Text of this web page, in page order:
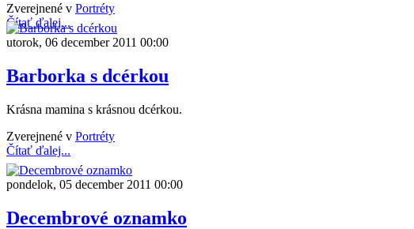
Zverejnené v Portréty
Čítať ďalej...
utorok, 06 december 2011 00:00
Barborka s dcérkou
Krásna mamina s krásnou dcérkou.
Zverejnené v Portréty
Čítať ďalej...
pondelok, 05 december 2011 00:00
Decembrové oznamko